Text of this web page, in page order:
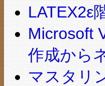
LATEX2ε
Microsoft
作成から
マスタリ